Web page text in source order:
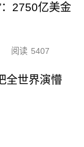
：2750亿美金
阅读 5407
全世界演懵